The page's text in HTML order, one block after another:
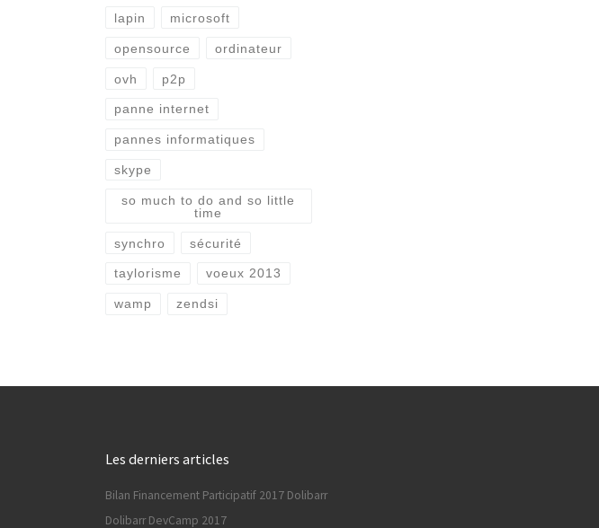
lapin microsoft
opensource ordinateur
ovh p2p
panne internet
pannes informatiques
skype
so much to do and so little
time
synchro sécurité
taylorisme voeux 2013
wamp zendsi
Les derniers articles
Bilan Financement Participatif 2017 Dolibarr
Dolibarr DevCamp 2017